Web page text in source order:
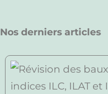
Nos derniers articles